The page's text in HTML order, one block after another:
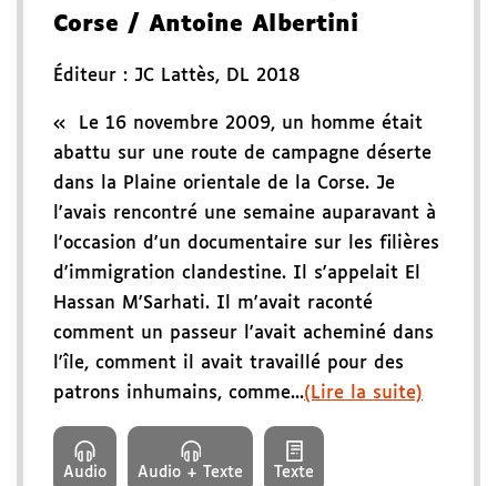
Corse / Antoine Albertini
Éditeur : JC Lattès, DL 2018
« Le 16 novembre 2009, un homme était
abattu sur une route de campagne déserte
dans la Plaine orientale de la Corse. Je
l'avais rencontré une semaine auparavant à
l'occasion d'un documentaire sur les filières
d'immigration clandestine. Il s'appelait El
Hassan M'Sarhati. Il m'avait raconté
comment un passeur l'avait acheminé dans
l'île, comment il avait travaillé pour des
patrons inhumains, comme...(Lire la suite)
Audio Audio + Texte Texte